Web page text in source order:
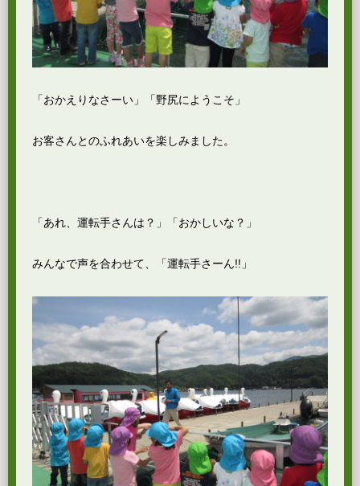
「おかえりなさーい」「野尻にようこそ」
お客さんとのふれあいを楽しみました。
「あれ、運転手さんは？」「おかしいな？」
みんなで声を合わせて、「運転手さーん!!」